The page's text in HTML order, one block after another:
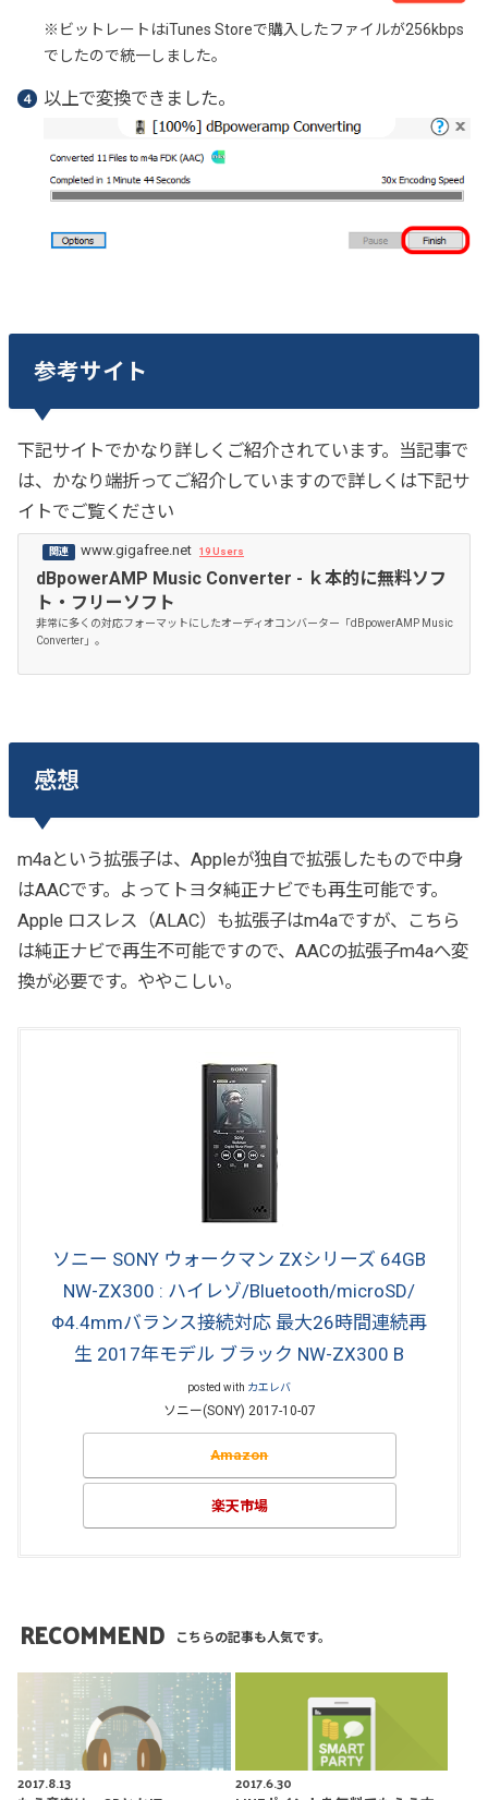
※ビットレートはiTunes Storeで購入したファイルが256kbps
でしたので統一しました。
以上で変換できました。
参考サイト
下記サイトでかなり詳しくご紹介されています。当記事で
は、かなり端折ってご紹介していますので詳しくは下記サ
イトでご覧ください
www.gigafree.net 19 Users
dBpowerAMP Music Converter - ｋ本的に無料ソフ
ト・フリーソフト
非常に多くの対応フォーマットにしたオーディオコンバーター「dBpowerAMP Music
Converter」。
感想
m4aという拡張子は、Appleが独自で拡張したもので中身
はAACです。よってトヨタ純正ナビでも再生可能です。
Apple ロスレス（ALAC）も拡張子はm4aですが、こちら
は純正ナビで再生不可能ですので、AACの拡張子m4aへ変
換が必要です。ややこしい。
ソニー SONY ウォークマン ZXシリーズ 64GB
NW-ZX300 : ハイレゾ/Bluetooth/microSD/
Φ4.4mmバランス接続対応 最大26時間連続再
生 2017年モデル ブラック NW-ZX300 B
posted with カエレバ
ソニー(SONY) 2017-10-07
Amazon
楽天市場
RECOMMEND こちらの記事も人気です。
2017.8.13 2017.6.30